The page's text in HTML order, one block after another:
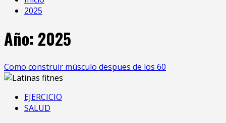
2025
Año: 2025
Como construir músculo despues de los 60
EJERCICIO
SALUD